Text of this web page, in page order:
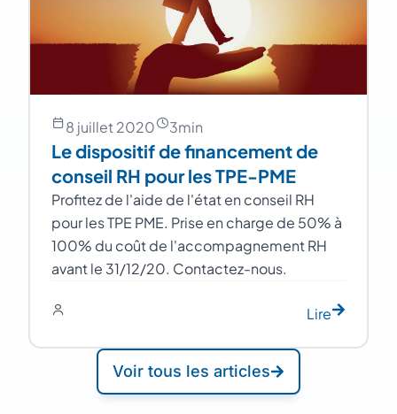
8 juillet 2020 3min
Le dispositif de financement de
conseil RH pour les TPE-PME
Profitez de l'aide de l'état en conseil RH
pour les TPE PME. Prise en charge de 50% à
100% du coût de l'accompagnement RH
avant le 31/12/20. Contactez-nous.
Lire
Voir tous les articles